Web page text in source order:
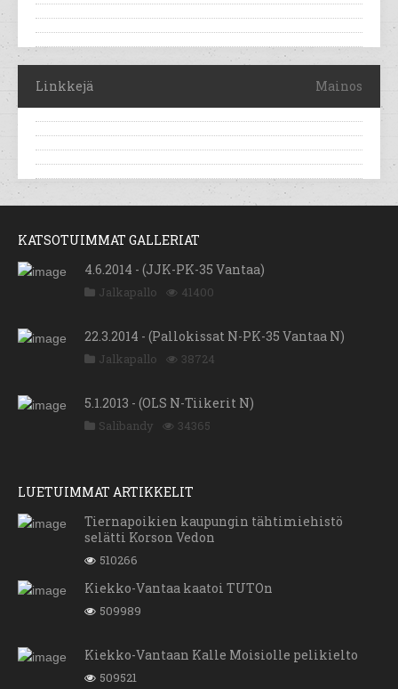
Linkkejä Mainos
KATSOTUIMMAT GALLERIAT
4.6.2014 - (JJK-PK-35 Vantaa)
Jalkapallo 41400
22.3.2014 - (Pallokissat N-PK-35 Vantaa N)
Jalkapallo 38724
5.1.2013 - (OLS N-Tiikerit N)
Salibandy 34365
LUETUIMMAT ARTIKKELIT
Tiernapoikien kaupungin tähtimiehistö
selätti Korson Vedon
510266
Kiekko-Vantaa kaatoi TUTOn
509989
Kiekko-Vantaan Kalle Moisiolle pelikielto
509521